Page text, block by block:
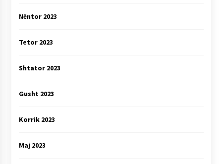
Nëntor 2023
Tetor 2023
Shtator 2023
Gusht 2023
Korrik 2023
Maj 2023